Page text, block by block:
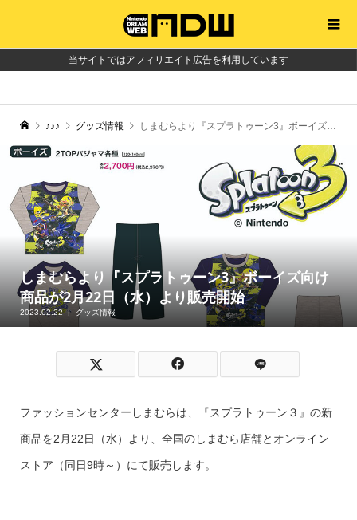
当サイトではアフィリエイト広告を利用しています
♪♪♪ グッズ情報 しまむらより『スプラトゥーン3』ボーイズ向け商品が2月22日（水）より販売開始
しまむらより『スプラトゥーン3』ボーイズ向け
商品が2月22日（水）より販売開始
2023.02.22 グッズ情報
ファッションセンターしまむらは、『スプラトゥーン３』の新
商品を2月22日（水）より、全国のしまむら店舗とオンライン
ストア（同日9時～）にて販売します。